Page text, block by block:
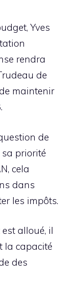
Yves
rendra
de
maintenir
de
priorité
cela
dans
les impôts.
alloué, il
la capacité
des